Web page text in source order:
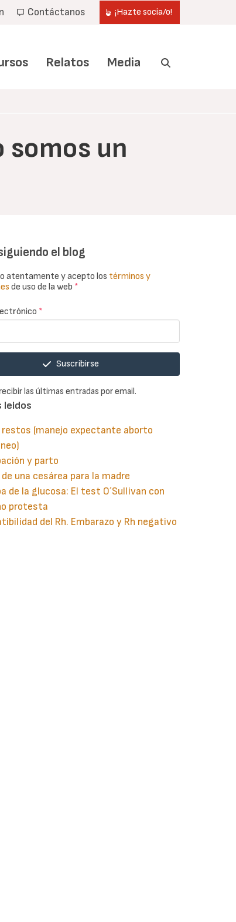
Contáctanos ¡Hazte socia/o!
Relatos Media
un
el blog
atentamente y acepto los términos y
de uso de la web *
*
Suscribirse
las últimas entradas por email.
leidos
restos (manejo expectante aborto
y parto
una cesárea para la madre
de la glucosa: El test O´Sullivan con
protesta
del Rh. Embarazo y Rh negativo